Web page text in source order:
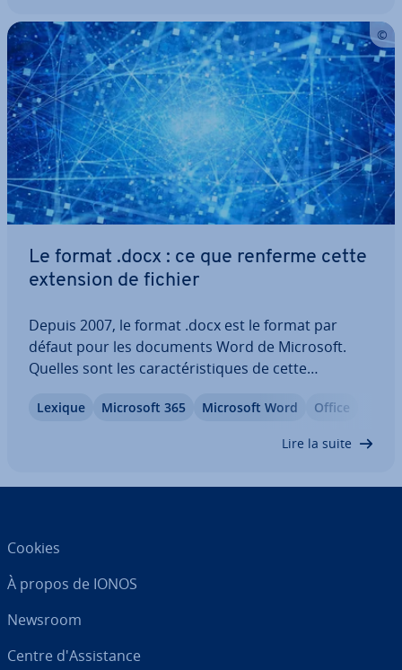
Le format .docx : ce que renferme cette
extension de fichier
Depuis 2007, le format .docx est le format par
défaut pour les documents Word de Microsoft.
Quelles sont les ca­rac­té­ris­tiques de cette
pré­dé­ces­seur, le format .doc ? Apprenez-en plus
Lexique Microsoft 365 Microsoft Word Office
Lire la suite
Cookies
À propos de IONOS
Newsroom
Centre d'As­sis­tance